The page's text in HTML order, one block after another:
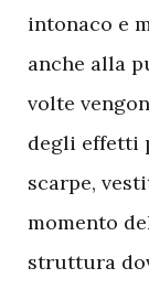
intonaco e
anche alla
volte
degli effetti
scarpe,
momento
struttura